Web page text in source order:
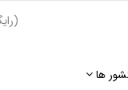
(رایگان)
ها